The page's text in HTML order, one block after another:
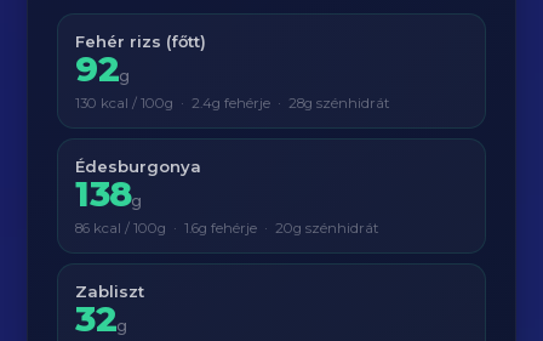
Fehér rizs (főtt)
92g
130 kcal / 100g · 2.4g fehérje · 28g szénhidrát
Édesburgonya
138g
86 kcal / 100g · 1.6g fehérje · 20g szénhidrát
Zabliszt
32g